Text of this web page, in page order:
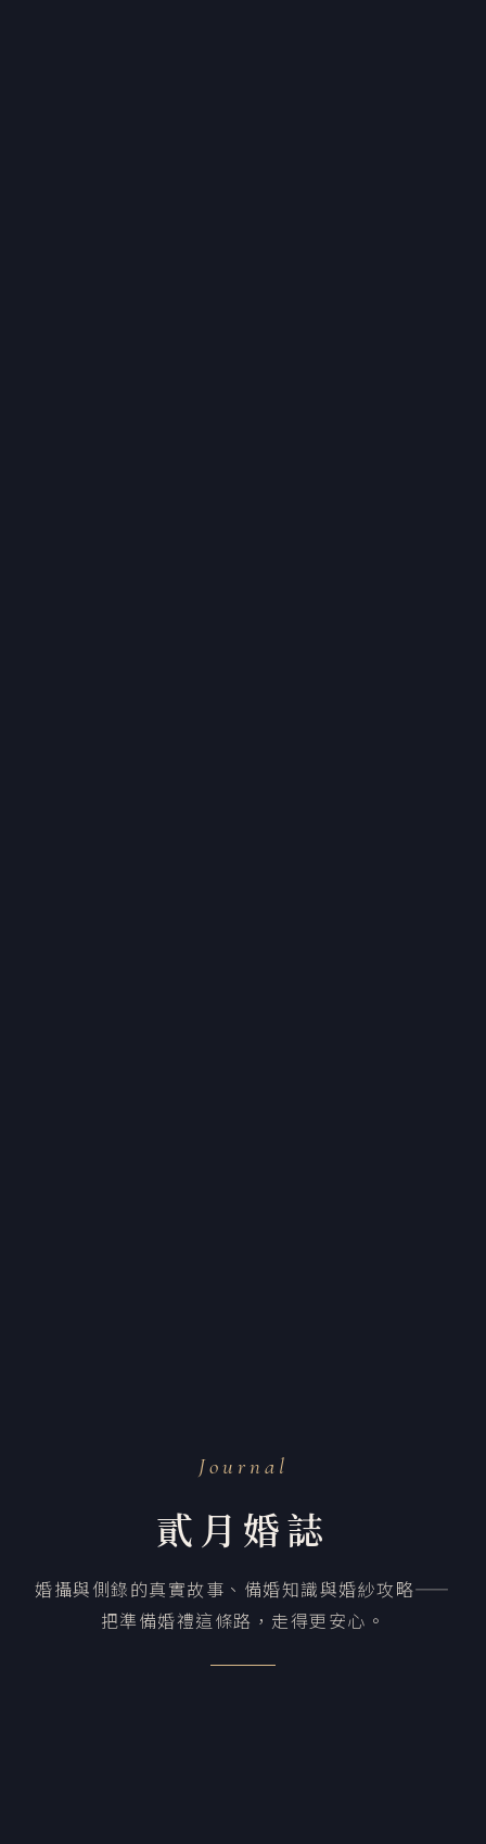
Journal
貳月婚誌
婚攝與側錄的真實故事、備婚知識與婚紗攻略——
把準備婚禮這條路，走得更安心。